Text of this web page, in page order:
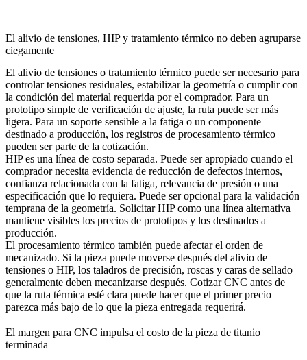
El alivio de tensiones, HIP y tratamiento térmico no deben agruparse
ciegamente
El alivio de tensiones o tratamiento térmico puede ser necesario para
controlar tensiones residuales, estabilizar la geometría o cumplir con
la condición del material requerida por el comprador. Para un
prototipo simple de verificación de ajuste, la ruta puede ser más
ligera. Para un soporte sensible a la fatiga o un componente
destinado a producción, los registros de procesamiento térmico
pueden ser parte de la cotización.
HIP es una línea de costo separada. Puede ser apropiado cuando el
comprador necesita evidencia de reducción de defectos internos,
confianza relacionada con la fatiga, relevancia de presión o una
especificación que lo requiera. Puede ser opcional para la validación
temprana de la geometría. Solicitar HIP como una línea alternativa
mantiene visibles los precios de prototipos y los destinados a
producción.
El procesamiento térmico también puede afectar el orden de
mecanizado. Si la pieza puede moverse después del alivio de
tensiones o HIP, los taladros de precisión, roscas y caras de sellado
generalmente deben mecanizarse después. Cotizar CNC antes de
que la ruta térmica esté clara puede hacer que el primer precio
parezca más bajo de lo que la pieza entregada requerirá.
El margen para CNC impulsa el costo de la pieza de titanio
terminada